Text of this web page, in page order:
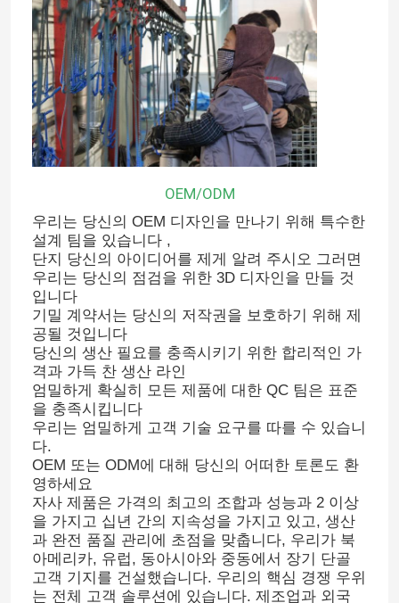
집
제품
우리에 대하여
공장 여행
품질 관리
OEM/ODM
우리는 당신의 OEM 디자인을 만나기 위해 특수한
설계 팀을 있습니다 ,
단지 당신의 아이디어를 제게 알려 주시오 그러면
우리는 당신의 점검을 위한 3D 디자인을 만들 것
입니다
기밀 계약서는 당신의 저작권을 보호하기 위해 제
공될 것입니다
당신의 생산 필요를 충족시키기 위한 합리적인 가
격과 가득 찬 생산 라인
엄밀하게 확실히 모든 제품에 대한 QC 팀은 표준
을 충족시킵니다
우리는 엄밀하게 고객 기술 요구를 따를 수 있습니
다.
OEM 또는 ODM에 대해 당신의 어떠한 토론도 환
영하세요
자사 제품은 가격의 최고의 조합과 성능과 2 이상
을 가지고 십년 간의 지속성을 가지고 있고, 생산
과 완전 품질 관리에 초점을 맞춥니다, 우리가 북
아메리카, 유럽, 동아시아와 중동에서 장기 단골
고객 기지를 건설했습니다. 우리의 핵심 경쟁 우위
는 전체 고객 솔루션에 있습니다. 제조업과 외국